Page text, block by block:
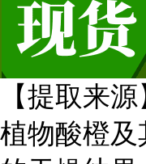
【提取来
植物酸橙